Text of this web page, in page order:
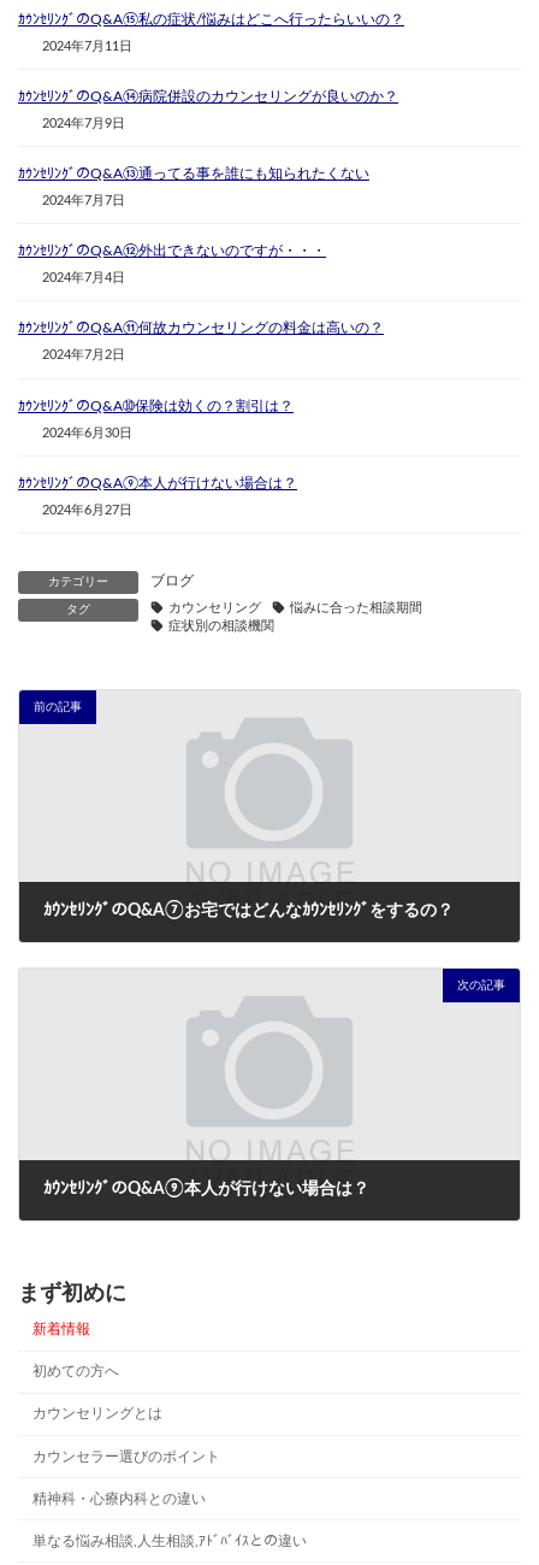
ｶｳﾝｾﾘﾝｸﾞのQ&A⑮私の症状/悩みはどこへ行ったらいいの？
2024年7月11日
ｶｳﾝｾﾘﾝｸﾞのQ&A⑭病院併設のカウンセリングが良いのか？
2024年7月9日
ｶｳﾝｾﾘﾝｸﾞのQ&A⑬通ってる事を誰にも知られたくない
2024年7月7日
ｶｳﾝｾﾘﾝｸﾞのQ&A⑫外出できないのですが・・・
2024年7月4日
ｶｳﾝｾﾘﾝｸﾞのQ&A⑪何故カウンセリングの料金は高いの？
2024年7月2日
ｶｳﾝｾﾘﾝｸﾞのQ&A➉保険は効くの？割引は？
2024年6月30日
ｶｳﾝｾﾘﾝｸﾞのQ&A⑨本人が行けない場合は？
2024年6月27日
カテゴリー ブログ
タグ カウンセリング
悩みに合った相談期間
症状別の相談機関
前の記事
ｶｳﾝｾﾘﾝｸﾞのQ&A⑦お宅ではどんなｶｳﾝｾﾘﾝｸﾞをするの？
次の記事
ｶｳﾝｾﾘﾝｸﾞのQ&A⑨本人が行けない場合は？
まず初めに
新着情報
初めての方へ
カウンセリングとは
カウンセラー選びのポイント
精神科・心療内科との違い
単なる悩み相談,人生相談,ｱﾄﾞﾊﾞｲｽとの違い